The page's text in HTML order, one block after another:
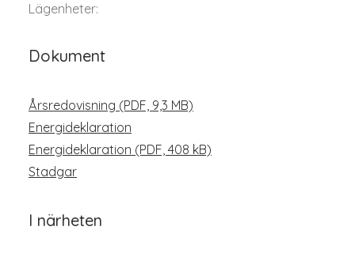
Lägenheter:
Dokument
Årsredovisning (PDF, 9,3 MB)
Energideklaration
Energideklaration (PDF, 408 kB)
Stadgar
I närheten